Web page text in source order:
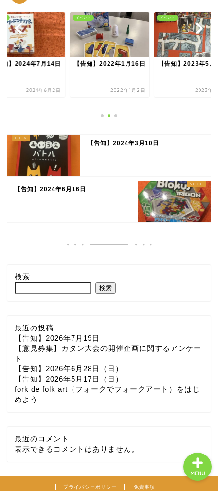
知】2024年7月14日
2024年6月2日
イベント
【告知】2022年1月16日
2022年1月2日
イベント
【告知】2023年5月
2023年5
【告知】2024年3月10日
【告知】2024年6月16日
検索
検索
最近の投稿
【告知】2026年7月19日
【意見募集】カタン大会の開催企画に関するアンケー
ト
【告知】2026年6月28日（日）
【告知】2026年5月17日（日）
fork de folk art（フォークでフォークアート）をはじ
めよう
最近のコメント
表示できるコメントはありません。
プライバシーポリシー 免責事項
MENU
初めての方へ